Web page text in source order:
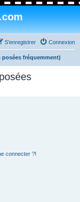
Connexion
S’enregistrer
fréquemment)
connecter ?!